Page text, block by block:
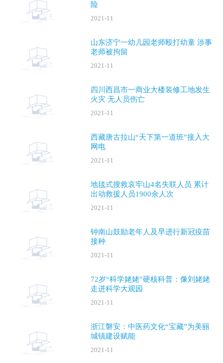
险
2021-11
山东济宁一幼儿园老师殴打幼童 涉事
老师被拘留
2021-11
四川西昌市一商业大楼装修工地发生
火灾 无人员伤亡
2021-11
西藏唐古拉山“天下第一道班”接入大
网电
2021-11
地毯式搜救哀牢山4名失联人员 累计
出动救援人员1900余人次
2021-11
钟南山鼓励老年人及早进行新冠疫苗
接种
2021-11
72岁“科学姥姥”硬核科普：像刘姥姥
走进科学大观园
2021-11
浙江磐安：中医药文化“宝藏”为美丽
城镇建设赋能
2021-11